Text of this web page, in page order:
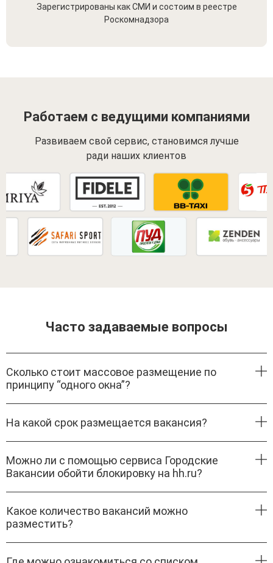
Зарегистрированы как СМИ и состоим в реестре
Роскомнадзора
Работаем с ведущими компаниями
Развиваем свой сервис, становимся лучше
ради наших клиентов
Часто задаваемые вопросы
Сколько стоит массовое размещение по
принципу “одного окна”?
На какой срок размещается вакансия?
Можно ли с помощью сервиса Городские
Вакансии обойти блокировку на hh.ru?
Какое количество вакансий можно
разместить?